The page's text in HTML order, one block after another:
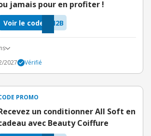
jamais pour en profiter !
H2B
Voir le code
2027
Vérifié
PROMO
un conditionner All Soft en
avec Beauty Coiffure